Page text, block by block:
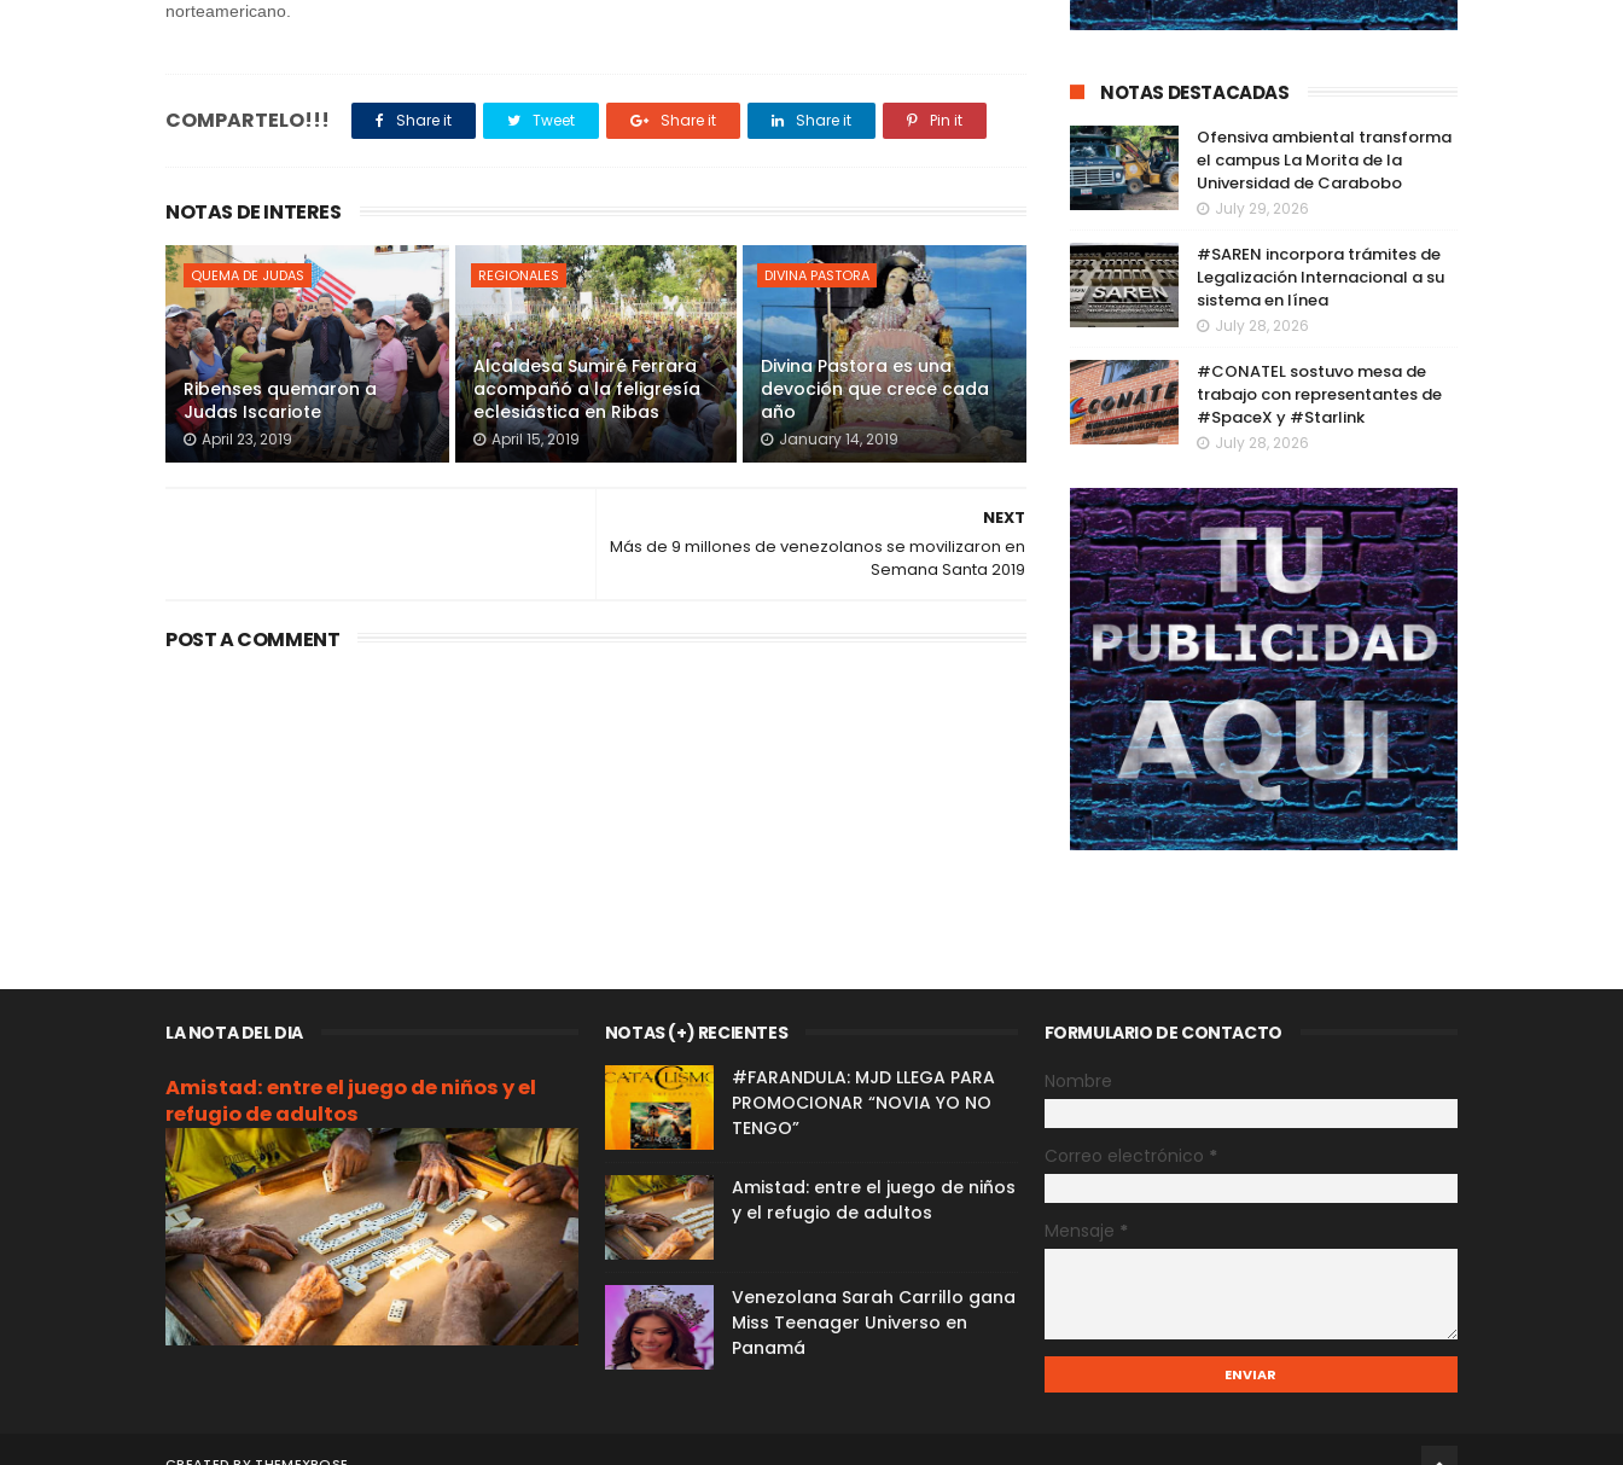
norteamericano.
COMPARTELO!!! Share it Tweet Share it Share it Pin it
NOTAS DE INTERES
QUEMA DE JUDAS
Ribenses quemaron a
Judas Iscariote
April 23, 2019
REGIONALES
Alcaldesa Sumiré Ferrara
acompañó a la feligresía
eclesiástica en Ribas
April 15, 2019
DIVINA PASTORA
Divina Pastora es una
devoción que crece cada
año
January 14, 2019
NEXT
Más de 9 millones de venezolanos se movilizaron en
Semana Santa 2019
POST A COMMENT
NOTAS DESTACADAS
Ofensiva ambiental transforma
el campus La Morita de la
Universidad de Carabobo
July 29, 2026
#SAREN incorpora trámites de
Legalización Internacional a su
sistema en línea
July 28, 2026
#CONATEL sostuvo mesa de
trabajo con representantes de
#SpaceX y #Starlink
July 28, 2026
LA NOTA DEL DIA
Amistad: entre el juego de niños y el
refugio de adultos
NOTAS (+) RECIENTES
#FARANDULA: MJD LLEGA PARA
PROMOCIONAR “NOVIA YO NO
TENGO”
Amistad: entre el juego de niños
y el refugio de adultos
Venezolana Sarah Carrillo gana
Miss Teenager Universo en
Panamá
FORMULARIO DE CONTACTO
Nombre
Correo electrónico *
Mensaje *